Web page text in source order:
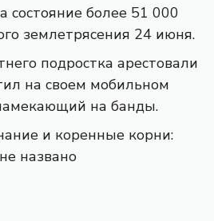
состояние более 51 000
землетрясения 24 июня.
подростка арестовали
на своем мобильном
на банды.
и коренные корни:
названо